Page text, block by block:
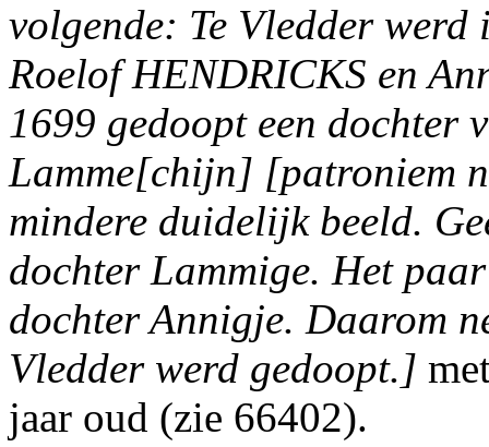
volgende: Te Vledder
Roelof HENDRICKS en
1699 gedoopt een dochter
Lamme[chijn] [patroniem
mindere duidelijk beeld.
dochter Lammige. Het
dochter Annigje. Daarom
Vledder werd gedoopt.]
jaar oud (zie 66402).